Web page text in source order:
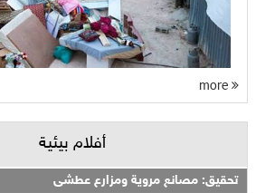
أفلام بيئية
تحقيق: مصانع مروية ومزارع عطشى